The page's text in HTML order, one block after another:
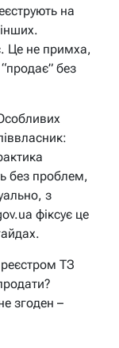
на
Це не примха,
без
без проблем,
з
фіксує це
ТЗ
згоден –